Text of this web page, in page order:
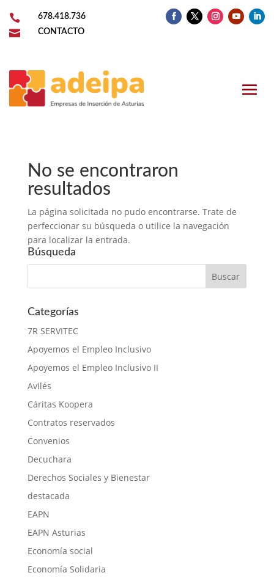
 678.418.736
 CONTACTO
No se encontraron
resultados
La página solicitada no pudo encontrarse. Trate de
perfeccionar su búsqueda o utilice la navegación
para localizar la entrada.
Búsqueda
Categorías
7R SERVITEC
Apoyemos el Empleo Inclusivo
Apoyemos el Empleo Inclusivo II
Avilés
Cáritas Koopera
Contratos reservados
Convenios
Decuchara
Derechos Sociales y Bienestar
destacada
EAPN
EAPN Asturias
Economía social
Economía Solidaria